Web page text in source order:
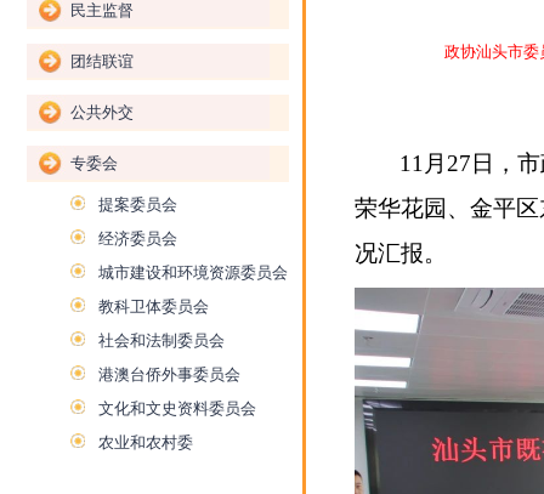
民主监督
团结联谊
公共外交
专委会
提案委员会
经济委员会
城市建设和环境资源委员会
教科卫体委员会
社会和法制委员会
港澳台侨外事委员会
文化和文史资料委员会
农业和农村委
政协汕头市委
11月27日，
荣华花园、金平
况汇报。